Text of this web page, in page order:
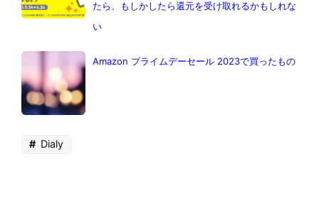
たら、もしかしたら還元を受け取れるかもしれな
い
Amazon プライムデーセール 2023で買ったもの
Dialy